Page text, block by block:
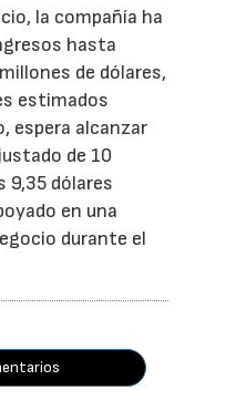
la compañía ha
hasta
de dólares,
estimados
espera alcanzar
de 10
9,35 dólares
en una
durante el